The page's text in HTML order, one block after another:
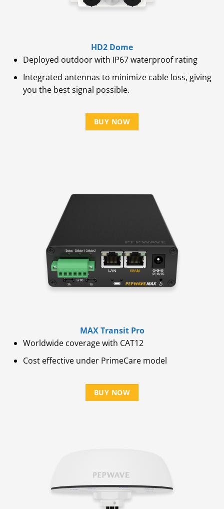
HD2 Dome
Deployed outdoor with IP67 waterproof rating
Integrated antennas to minimize cable loss, giving
you the best signal possible.
BUY NOW
MAX Transit Pro
Worldwide coverage with CAT12
Cost effective under PrimeCare model
BUY NOW